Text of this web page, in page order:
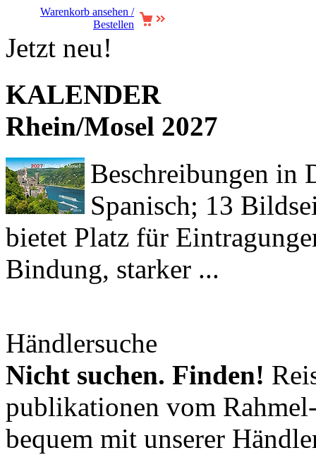
Warenkorb ansehen /
Bestellen
Jetzt neu!
KALENDER
Rhein/Mosel 2027
Beschreibungen in
Spanisch; 13
bietet Platz für
Bindung, starker ...
Händlersuche
Nicht suchen. Finden!
publikationen vom
bequem mit unserer